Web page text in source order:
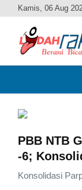
Kamis, 06 Aug
PBB NTB
-6;
Konsolidasi